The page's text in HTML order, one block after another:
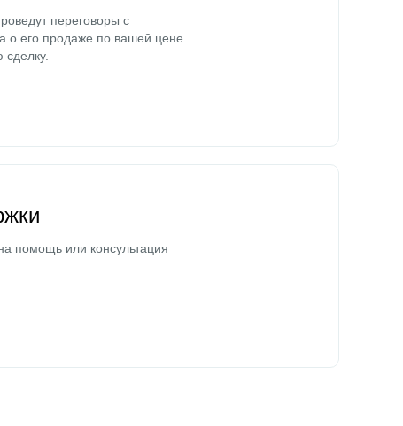
переговоры с
о его продаже по вашей цене
помощь или консультация